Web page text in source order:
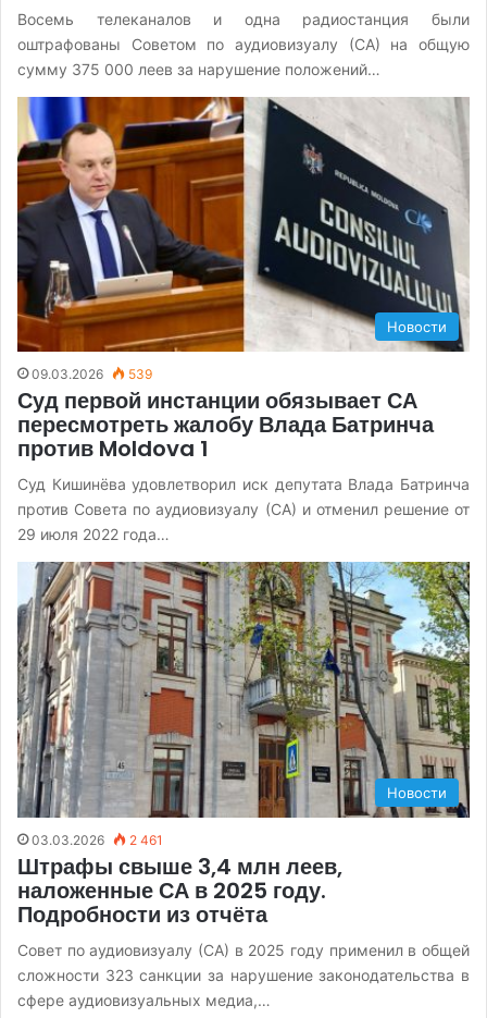
Восемь телеканалов и одна радиостанция были
оштрафованы Советом по аудиовизуалу (СА) на общую
сумму 375 000 леев за нарушение положений…
Новости
09.03.2026 539
Суд первой инстанции обязывает СА
пересмотреть жалобу Влада Батринча
против Moldova 1
Суд Кишинёва удовлетворил иск депутата Влада Батринча
против Совета по аудиовизуалу (СА) и отменил решение от
29 июля 2022 года…
Новости
03.03.2026 2 461
Штрафы свыше 3,4 млн леев,
наложенные СА в 2025 году.
Подробности из отчёта
Совет по аудиовизуалу (СА) в 2025 году применил в общей
сложности 323 санкции за нарушение законодательства в
сфере аудиовизуальных медиа,…